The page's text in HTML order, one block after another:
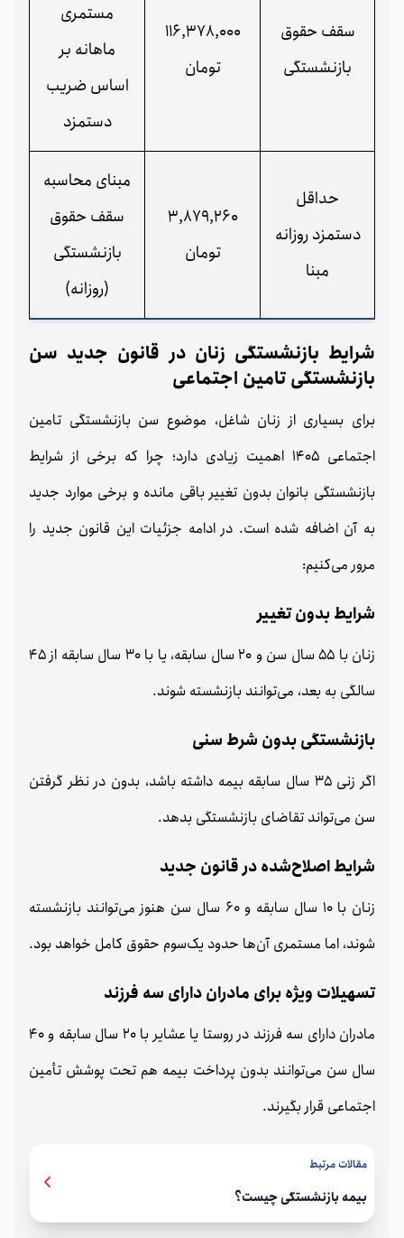
سقف حقوق
بازنشستگی
116,378,000
تومان
مستمری
ماهانه بر
اساس ضریب
دستمزد
حداقل
دستمزد روزانه
مبنا
3,879,260
تومان
مبنای محاسبه
سقف حقوق
بازنشستگی
(روزانه)
شرایط بازنشستگی زنان در قانون جدید سن
بازنشستگی تامین اجتماعی
برای بسیاری از زنان شاغل، موضوع سن بازنشستگی تامین
اجتماعی 1405 اهمیت زیادی دارد؛ چرا که برخی از شرایط
بازنشستگی بانوان بدون تغییر باقی مانده و برخی موارد جدید
به آن اضافه شده است. در ادامه جزئیات این قانون جدید را
مرور می‌کنیم:
شرایط بدون تغییر
زنان با 55 سال سن و 20 سال سابقه، یا با 30 سال سابقه از 45
سالگی به بعد، می‌توانند بازنشسته شوند.
بازنشستگی بدون شرط سنی
اگر زنی 35 سال سابقه بیمه داشته باشد، بدون در نظر گرفتن
سن می‌تواند تقاضای بازنشستگی بدهد.
شرایط اصلاح‌شده در قانون جدید
زنان با 10 سال سابقه و 60 سال سن هنوز می‌توانند بازنشسته
شوند، اما مستمری آن‌ها حدود یک‌سوم حقوق کامل خواهد بود.
تسهیلات ویژه برای مادران دارای سه فرزند
مادران دارای سه فرزند در روستا یا عشایر با 20 سال سابقه و 40
سال سن می‌توانند بدون پرداخت بیمه هم تحت پوشش تأمین
اجتماعی قرار بگیرند.
مقالات مرتبط
بیمه بازنشستگی چیست؟